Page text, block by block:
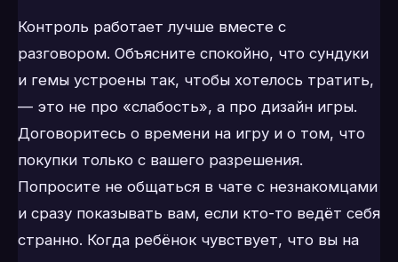
Контроль работает лучше вместе с
разговором. Объясните спокойно, что сундуки
и гемы устроены так, чтобы хотелось тратить,
— это не про «слабость», а про дизайн игры.
Договоритесь о времени на игру и о том, что
покупки только с вашего разрешения.
Попросите не общаться в чате с незнакомцами
и сразу показывать вам, если кто-то ведёт себя
странно. Когда ребёнок чувствует, что вы на